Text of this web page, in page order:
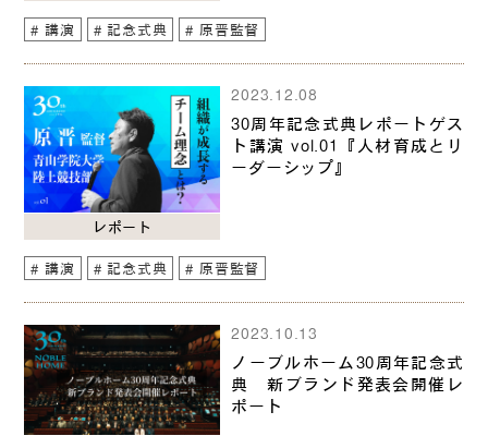
講演 記念式典 原晋監督
レポート
2023.12.08
30周年記念式典レポートゲス
ト講演 vol.01『人材育成とリ
ーダーシップ』
講演 記念式典 原晋監督
2023.10.13
ノーブルホーム30周年記念式
典 新ブランド発表会開催レ
ポート